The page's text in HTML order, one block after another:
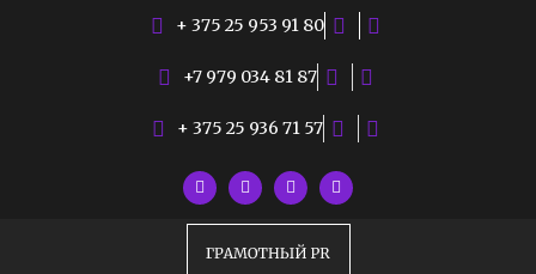
+ 375 25 953 91 80
+7 979 034 81 87
+ 375 25 936 71 57